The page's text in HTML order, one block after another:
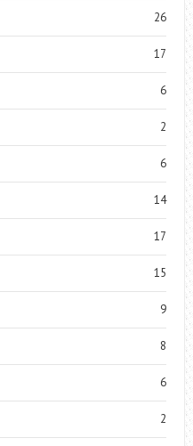
26
17
6
2
6
14
17
15
9
8
6
2